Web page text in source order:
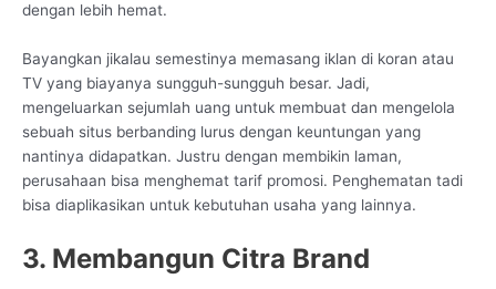
dengan lebih hemat.
Bayangkan jikalau semestinya memasang iklan di koran atau
TV yang biayanya sungguh-sungguh besar. Jadi,
mengeluarkan sejumlah uang untuk membuat dan mengelola
sebuah situs berbanding lurus dengan keuntungan yang
nantinya didapatkan. Justru dengan membikin laman,
perusahaan bisa menghemat tarif promosi. Penghematan tadi
bisa diaplikasikan untuk kebutuhan usaha yang lainnya.
3. Membangun Citra Brand